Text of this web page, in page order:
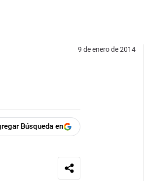
9 de enero de 2014
Búsqueda en